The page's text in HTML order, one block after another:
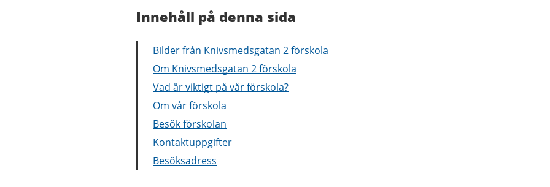
Innehåll på denna sida
Bilder från Knivsmedsgatan 2 förskola
Om Knivsmedsgatan 2 förskola
Vad är viktigt på vår förskola?
Om vår förskola
Besök förskolan
Kontaktuppgifter
Besöksadress